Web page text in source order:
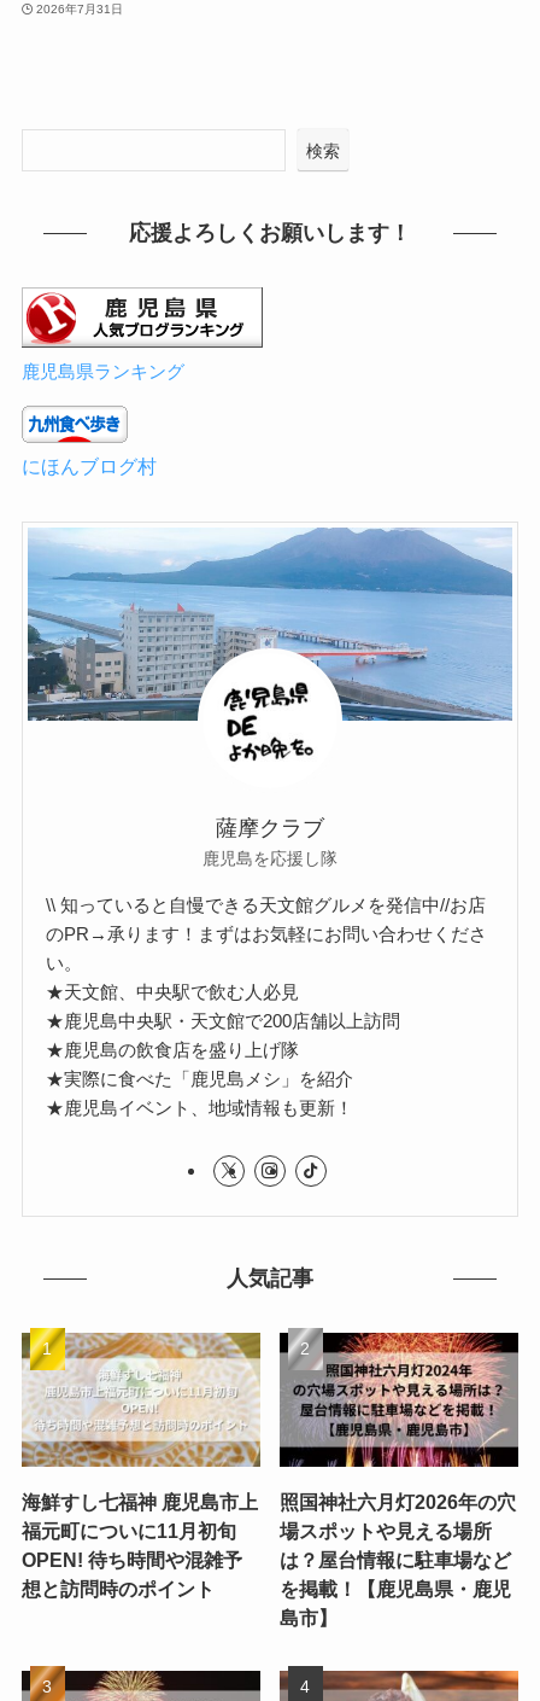
2026年7月31日
検索
応援よろしくお願いします！
鹿児島県ランキング
にほんブログ村
薩摩クラブ
鹿児島を応援し隊
\\ 知っていると自慢できる天文館グルメを発信中//お店
のPR→承ります！まずはお気軽にお問い合わせくださ
い。
★天文館、中央駅で飲む人必見
★鹿児島中央駅・天文館で200店舗以上訪問
★鹿児島の飲食店を盛り上げ隊
★実際に食べた「鹿児島メシ」を紹介
★鹿児島イベント、地域情報も更新！
人気記事
海鮮すし七福神 鹿児島市上
福元町についに11月初旬
OPEN! 待ち時間や混雑予
想と訪問時のポイント
照国神社六月灯2026年の穴
場スポットや見える場所
は？屋台情報に駐車場など
を掲載！【鹿児島県・鹿児
島市】